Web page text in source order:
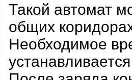
Такой автомат
общих
Необходимое